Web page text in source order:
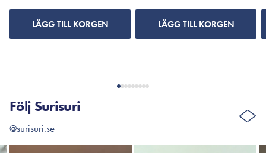
LÄGG TILL KORGEN LÄGG TILL KORGEN
Följ Surisuri
@surisuri.se